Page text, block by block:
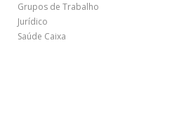
Grupos de Trabalho
Jurídico
Saúde Caixa